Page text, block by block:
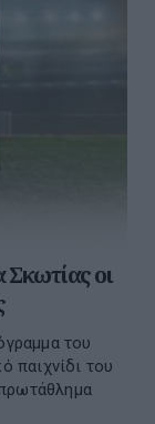
οι
του
παιχνίδι του